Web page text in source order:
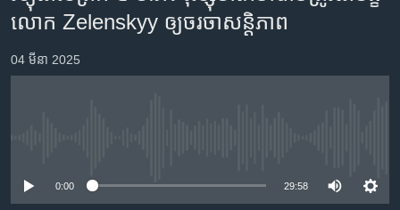
ព័ត៌មាន​​
តែ​
រំលង​
សម្ព័ន្ធ​
កម្ពុជាច្នៃប្រតិដ្ឋ
ព្រឹត្តិការណ៍ព័ត៌មាន
Khmer English
Spotify
លោក Zelenskyy ឲ្យ​ចរចា​សន្តិភាព
04 មីនា 2025
0:00 29:58